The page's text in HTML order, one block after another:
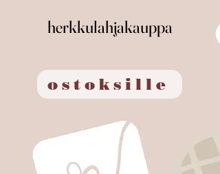
herkkulahjakauppa
herkkulahjakauppa
ostoksille